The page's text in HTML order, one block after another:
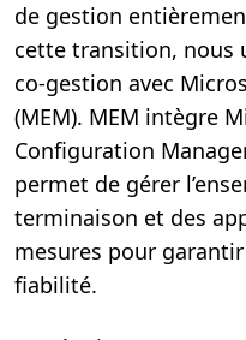
de gestion
cette transition, nous
co-gestion avec
(MEM). MEM intègre
Configuration
permet de gérer
terminaison et des
mesures pour
fiabilité.